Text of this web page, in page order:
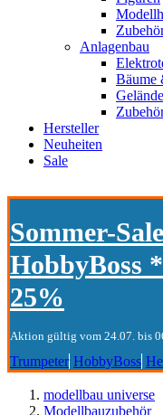
Anlagenbau
Bäume
Hersteller
Neuheiten
Sale
Sommer-
HobbyBoss
25%
Aktion gültig vom 24.07. bis
Trumpeter HobbyBoss
modellbau universe
Modellbauzubehör